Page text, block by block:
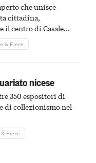
che unisce
cittadina,
il centro di Casale
scoperta e racconto
& Fiere
nicese
350 espositori di
di collezionismo nel
Fiere